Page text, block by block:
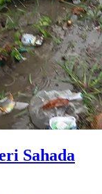
Sahada